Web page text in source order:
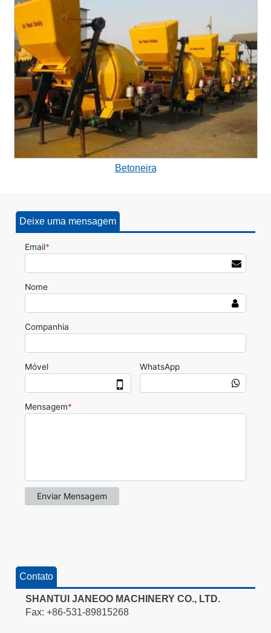
Betoneira
Deixe uma mensagem
Contato
SHANTUI JANEOO MACHINERY CO., LTD.
Fax: +86-531-89815268